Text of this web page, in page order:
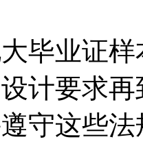
毕业证
计要求
守这些